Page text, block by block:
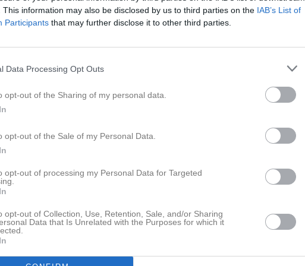
This information may also be disclosed by us to third parties on the IAB’s List of
Participants that may further disclose it to other third parties.
Data Processing Opt Outs
opt-out of the Sharing of my personal data.
opt-out of the Sale of my Personal Data.
opt-out of processing my Personal Data for Targeted
opt-out of Collection, Use, Retention, Sale, and/or Sharing
Data that Is Unrelated with the Purposes for which it
album
Kansli